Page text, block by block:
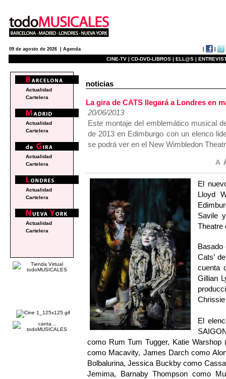
09 de agosto de 2026 | Agenda
CINE-TV | CD-DVD-LIBROS | ELL@S |
noticias
La gira de CATS llegará a Londres en
20/06/2013
Este montaje del emblemático musical
de 2013 en Edimburgo con un elenco
se podrá ver en el New Wimbledon
El
Lloyd
Savile
Theatre
Basado
Cats’
cuenta
Gillian
El
como Rum Tum Tugger, Katie
como Macavity, James Darch como
Bolbalurina, Jessica Buckby como
Jemima, Barnaby Thompson como
Actualidad
Cartelera
Actualidad
Cartelera
Actualidad
Cartelera
Actualidad
Cartelera
Actualidad
Cartelera